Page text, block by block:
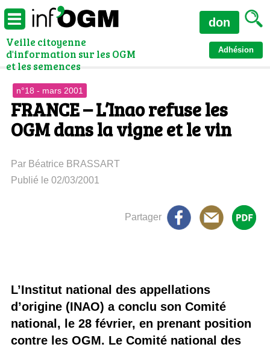
Veille citoyenne
d'information sur les OGM
et les semences
Adhésion
don
n°18 - mars 2001
FRANCE – L’Inao refuse les
OGM dans la vigne et le vin
Par Béatrice BRASSART
Publié le 02/03/2001
Partager
L’Institut national des appellations
d’origine (INAO) a conclu son Comité
national, le 28 février, en prenant position
contre les OGM. Le Comité national des